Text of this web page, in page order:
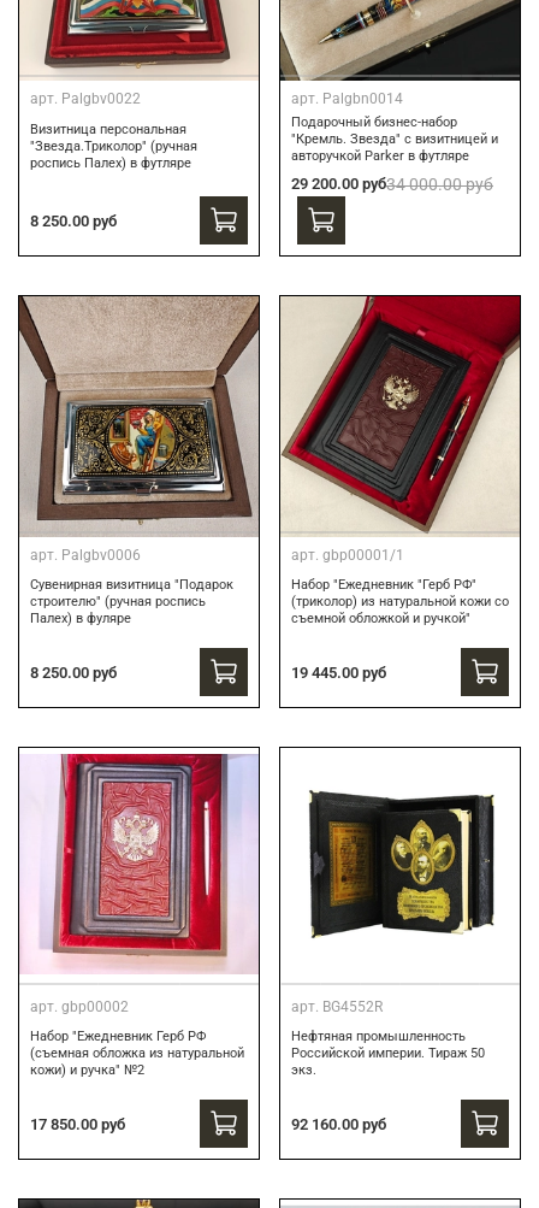
арт. Palgbv0022
Визитница персональная
"Звезда.Триколор" (ручная
роспись Палех) в футляре
8 250.00 руб
арт. Palgbn0014
Подарочный бизнес-набор
"Кремль. Звезда" с визитницей и
авторучкой Parker в футляре
29 200.00 руб34 000.00 руб
арт. Palgbv0006
Сувенирная визитница "Подарок
строителю" (ручная роспись
Палех) в фуляре
8 250.00 руб
арт. gbp00001/1
Набор "Ежедневник "Герб РФ"
(триколор) из натуральной кожи со
съемной обложкой и ручкой"
19 445.00 руб
арт. gbp00002
Набор "Ежедневник Герб РФ
(съемная обложка из натуральной
кожи) и ручка" №2
17 850.00 руб
арт. BG4552R
Нефтяная промышленность
Российской империи. Тираж 50
экз.
92 160.00 руб